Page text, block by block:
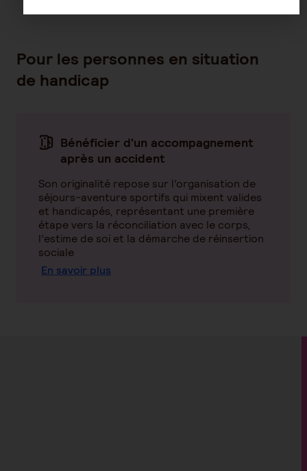
Pour les personnes en situation
de handicap
Bénéficier d'un accompagnement
après un accident
Son originalité repose sur l’organisation de
séjours-aventure sportifs qui mixent valides
et handicapés, représentant une première
étape vers la réconciliation avec le corps,
l’estime de soi et la démarche de réinsertion
sociale
En savoir plus